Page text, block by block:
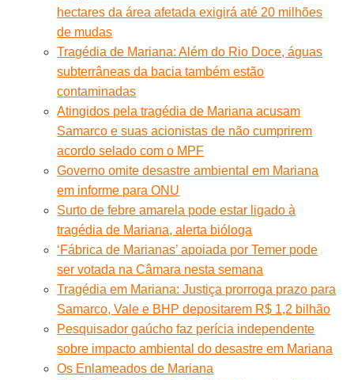
hectares da área afetada exigirá até 20 milhões
de mudas
Tragédia de Mariana: Além do Rio Doce, águas
subterrâneas da bacia também estão
contaminadas
Atingidos pela tragédia de Mariana acusam
Samarco e suas acionistas de não cumprirem
acordo selado com o MPF
Governo omite desastre ambiental em Mariana
em informe para ONU
Surto de febre amarela pode estar ligado à
tragédia de Mariana, alerta bióloga
‘Fábrica de Marianas’ apoiada por Temer pode
ser votada na Câmara nesta semana
Tragédia em Mariana: Justiça prorroga prazo para
Samarco, Vale e BHP depositarem R$ 1,2 bilhão
Pesquisador gaúcho faz perícia independente
sobre impacto ambiental do desastre em Mariana
Os Enlameados de Mariana